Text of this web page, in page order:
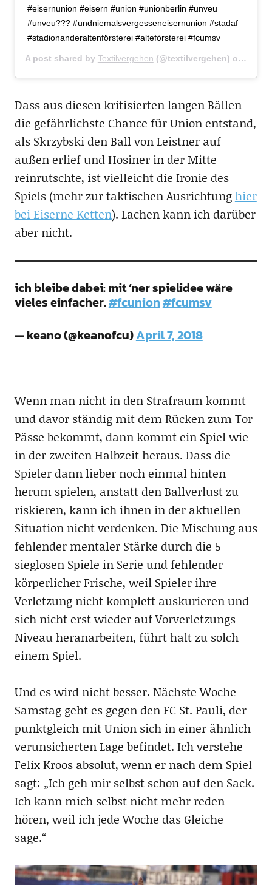
#eisernunion #eisern #union #unionberlin #unveu
#unveu??? #undniemalsvergesseneisernunion #stadaf
#stadionanderaltenförsterei #alteförsterei #fcumsv
A post shared by Textilvergehen (@textilvergehen) on Apr 7,
Dass aus diesen kritisierten langen Bällen
die gefährlichste Chance für Union entstand,
als Skrzybski den Ball von Leistner auf
außen erlief und Hosiner in der Mitte
reinrutschte, ist vielleicht die Ironie des
Spiels (mehr zur taktischen Ausrichtunghier
bei Eiserne Ketten). Lachen kann ich darüber
aber nicht.
ich bleibe dabei: mit ‘ner spielidee wäre
vieles einfacher.#fcunion#fcumsv
— keano (@keanofcu)April 7, 2018
Wenn man nicht in den Strafraum kommt
und davor ständig mit dem Rücken zum Tor
Pässe bekommt, dann kommt ein Spiel wie
in der zweiten Halbzeit heraus. Dass die
Spieler dann lieber noch einmal hinten
herum spielen, anstatt den Ballverlust zu
riskieren, kann ich ihnen in der aktuellen
Situation nicht verdenken. Die Mischung aus
fehlender mentaler Stärke durch die 5
sieglosen Spiele in Serie und fehlender
körperlicher Frische, weil Spieler ihre
Verletzung nicht komplett auskurieren und
sich nicht erst wieder auf Vorverletzungs-
Niveau heranarbeiten, führt halt zu solch
einem Spiel.
Und es wird nicht besser. Nächste Woche
Samstag geht es gegen den FC St. Pauli, der
punktgleich mit Union sich in einer ähnlich
verunsicherten Lage befindet. Ich verstehe
Felix Kroos absolut, wenn er nach dem Spiel
sagt: „Ich geh mir selbst schon auf den Sack.
Ich kann mich selbst nicht mehr reden
hören, weil ich jede Woche das Gleiche
sage.“